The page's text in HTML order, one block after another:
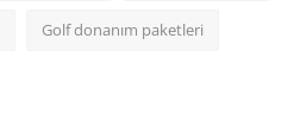
Golf donanım paketleri